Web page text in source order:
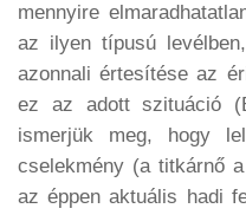
mennyire
az ilyen típusú
azonnali értesítése az
ez az adott szituáció
ismerjük meg, hogy
cselekmény (a titkárnő
az éppen aktuális hadi